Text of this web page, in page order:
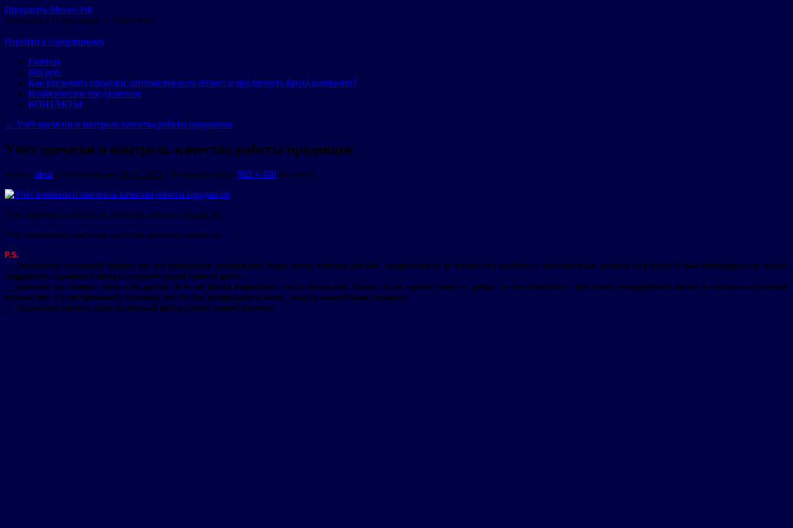
Продавать-Много.РФ
Продажи + Переговоры + Маркетинг
Перейти к содержимому
Главная
800 руб.
Как увеличить продажи, оптимизировать бизнес и продвинуть бренд компании?
Коммерческое предложение
КОНТАКТЫ
← Учёт времени и контроль качества работы продавцов
Учёт времени и контроль качества работы продавцов
Автор: aleut | Опубликовано 26.02.2021 | Полный размер: 502 × 430 пикселей
Учёт времени и контроль качества работы продавцов
Учёт времени и контроль качества работы продавцов
P.S.
___Уважаемые читатели!!! Уверен, что эта интересная информация будет очень полезна для Вас, предостерегая от множества проблем в повседневной жизни и на работе. В знак благодарности, прошу
поддержать скромного автора незначительной суммой денег.
___Конечно, Вы можете этого и не делать. В то же время подмечено, что в жизни есть баланс. Если сделать кому-то добро, то оно вернётся к Вам через определённое время в несколько большем
количестве. А если причинить человеку зло, то оно возвращается очень скоро и значительно страшнее.
___Предлагаю сделать свой посильный вклад (сумму можно менять):